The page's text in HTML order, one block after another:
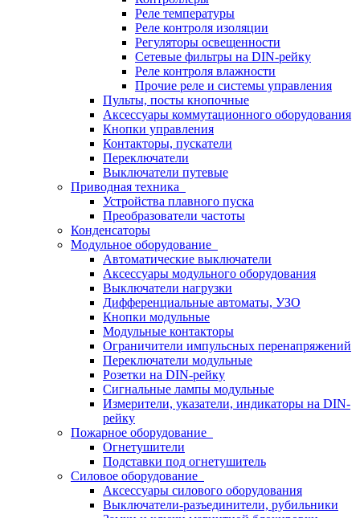
Реле температуры
Реле контроля изоляции
Регуляторы освещенности
Сетевые фильтры на DIN-рейку
Реле контроля влажности
Прочие реле и системы управления
Пульты, посты кнопочные
Аксессуары коммутационного оборудования
Кнопки управления
Контакторы, пускатели
Переключатели
Выключатели путевые
Приводная техника
Устройства плавного пуска
Преобразователи частоты
Конденсаторы
Модульное оборудование
Автоматические выключатели
Аксессуары модульного оборудования
Выключатели нагрузки
Дифференциальные автоматы, УЗО
Кнопки модульные
Модульные контакторы
Ограничители импульсных перенапряжений
Переключатели модульные
Розетки на DIN-рейку
Сигнальные лампы модульные
Измерители, указатели, индикаторы на DIN-
рейку
Пожарное оборудование
Огнетушители
Подставки под огнетушитель
Силовое оборудование
Аксессуары силового оборудования
Выключатели-разъединители, рубильники